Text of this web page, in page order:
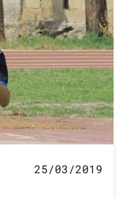
25/03/2019